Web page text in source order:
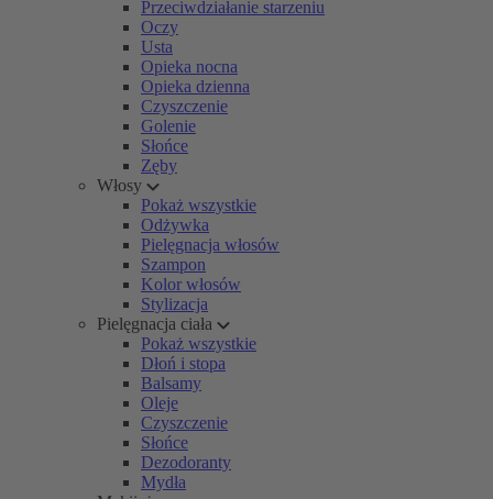
Przeciwdziałanie starzeniu
Oczy
Usta
Opieka nocna
Opieka dzienna
Czyszczenie
Golenie
Słońce
Zęby
Włosy
Pokaż wszystkie
Odżywka
Pielęgnacja włosów
Szampon
Kolor włosów
Stylizacja
Pielęgnacja ciała
Pokaż wszystkie
Dłoń i stopa
Balsamy
Oleje
Czyszczenie
Słońce
Dezodoranty
Mydła